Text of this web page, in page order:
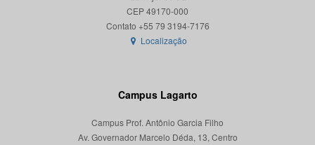
CEP 49170-000
Localização
Campus Lagarto
Campus Prof. Antônio Garcia Filho
Av. Governador Marcelo Déda, 13, Centro